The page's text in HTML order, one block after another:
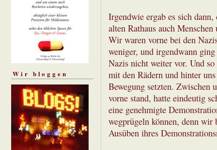
Wir bloggen
Irgendwie ergab es sich
alten Rathaus auch
Wir waren vorne bei den
weniger, und irgendwann
Nazis nicht weiter vor. Und
mit den Rädern und hinter
Bewegung setzten. Zwischen
vorne stand, hatte eindeutig
eine genehmigte
wegprügeln können, denn wir
Ausüben ihres